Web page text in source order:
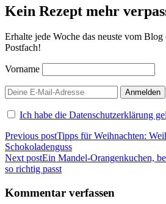
Kein Rezept mehr
Erhalte jede Woche das neuste vom
Postfach!
Vorname
Ich habe die Datenschutzerklärung
Beitragsnavigation
Previous postTipps für Weihnachten:
Schokoladenguss
Next postEin Mandel-Orangenkuchen,
so richtig passt
Kommentar verfassen